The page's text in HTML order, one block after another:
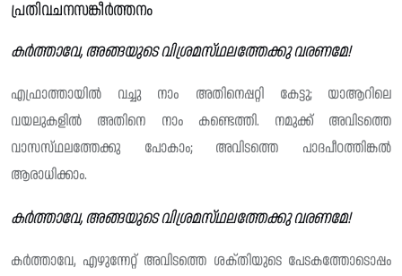
പ്രതിവചനസങ്കീർത്തനം
കർത്താവേ, അങ്ങയുടെ വിശ്രമസ്‌ഥലത്തേക്കു വരണമേ!
എഫ്രാത്തായിൽ വച്ചു നാം അതിനെപ്പറ്റി കേട്ടു; യാആറിലെ
വയലുകളിൽ അതിനെ നാം കണ്ടെത്തി. നമുക്ക് അവിടത്തെ
വാസസ്‌ഥലത്തേക്കു പോകാം; അവിടത്തെ പാദപീഠത്തിങ്കൽ
ആരാധിക്കാം.
കർത്താവേ, അങ്ങയുടെ വിശ്രമസ്‌ഥലത്തേക്കു വരണമേ!
കർത്താവേ, എഴുന്നേറ്റ് അവിടത്തെ ശക്‌തിയുടെ പേടകത്തോടൊപ്പം